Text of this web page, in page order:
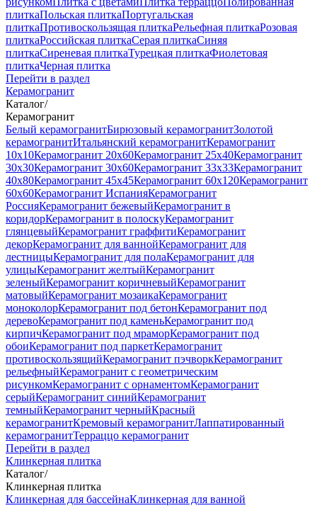
плиткаПольская плиткаПортугальская
плиткаПротивоскользящая плиткаРельефная плиткаРозовая
плиткаРоссийская плиткаСерая плиткаСиняя
плиткаСиреневая плиткаТурецкая плиткаФиолетовая
плиткаЧерная плитка
Перейти в раздел
Керамогранит
Каталог/
Керамогранит
Белый керамогранитБирюзовый керамогранитЗолотой
керамогранитИтальянский керамогранитКерамогранит
10x10Керамогранит 20x60Керамогранит 25x40Керамогранит
30x30Керамогранит 30x60Керамогранит 33x33Керамогранит
40x80Керамогранит 45x45Керамогранит 60x120Керамогранит
60x60Керамогранит ИспанияКерамогранит
РоссияКерамогранит бежевыйКерамогранит в
коридорКерамогранит в полоскуКерамогранит
глянцевыйКерамогранит граффитиКерамогранит
декорКерамогранит для ваннойКерамогранит для
лестницыКерамогранит для полаКерамогранит для
улицыКерамогранит желтыйКерамогранит
зеленыйКерамогранит коричневыйКерамогранит
матовыйКерамогранит мозаикаКерамогранит
моноколорКерамогранит под бетонКерамогранит под
деревоКерамогранит под каменьКерамогранит под
кирпичКерамогранит под мраморКерамогранит под
обоиКерамогранит под паркетКерамогранит
противоскользящийКерамогранит пэчворкКерамогранит
рельефныйКерамогранит с геометрическим
рисункомКерамогранит с орнаментомКерамогранит
серыйКерамогранит синийКерамогранит
темныйКерамогранит черныйКрасный
керамогранитКремовый керамогранитЛаппатированный
керамогранитТерраццо керамогранит
Перейти в раздел
Клинкерная плитка
Каталог/
Клинкерная плитка
Клинкерная для бассейнаКлинкерная для ванной